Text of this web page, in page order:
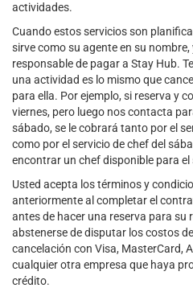
actividades.
Cuando estos servicios son
sirve como su agente en su
responsable de pagar a Stay Hub.
una actividad es lo mismo que
para ella. Por ejemplo, si reserva y
viernes, pero luego nos contacta
sábado, se le cobrará tanto por el
como por el servicio de chef del
encontrar un chef disponible para el
Usted acepta los términos y
anteriormente al completar el
antes de hacer una reserva para su
abstenerse de disputar los costos
cancelación con Visa, MasterCard,
cualquier otra empresa que haya
crédito.